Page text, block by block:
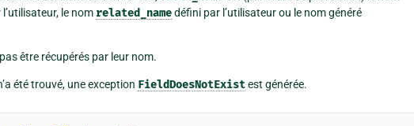
le nom related_namedéfini par l’utilisateur ou le nom généré
être récupérés par leur nom.
été trouvé, une exception FieldDoesNotExistest générée.